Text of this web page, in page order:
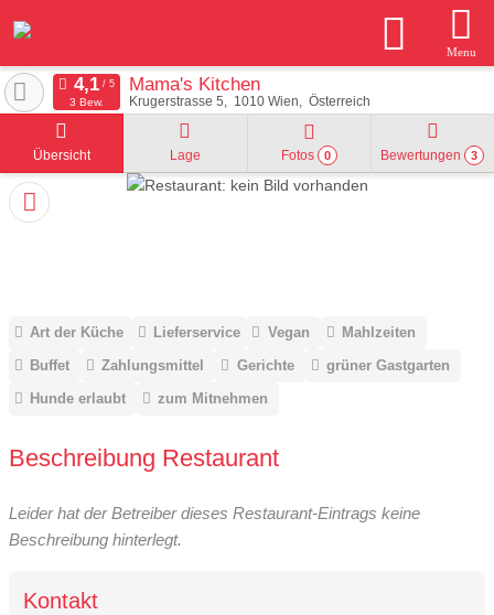
Menu
Mama's Kitchen
Krugerstrasse 5 1010 Wien Österreich
3 Bew.
Übersicht Lage Fotos 0 Bewertungen 3
Art der Küche Lieferservice Vegan
Mahlzeiten
Buffet
Zahlungsmittel Gerichte
grüner Gastgarten
Hunde erlaubt
zum Mitnehmen
Beschreibung Restaurant
Leider hat der Betreiber dieses Restaurant-Eintrags keine
Beschreibung hinterlegt.
Kontakt